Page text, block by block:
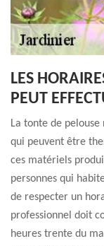
LES
PEUT
La tonte de
qui peuvent être
ces matériels
personnes qui
de respecter un
professionnel doit
heures trente du